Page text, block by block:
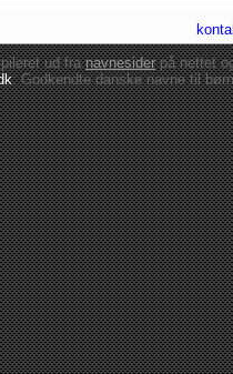
ud franavnesiderpå nettet
: Godkendte danskenavne til børn